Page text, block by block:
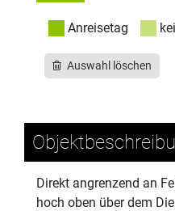
Anreisetag
Auswahl löschen
Direkt angrenzend an
hoch oben über dem